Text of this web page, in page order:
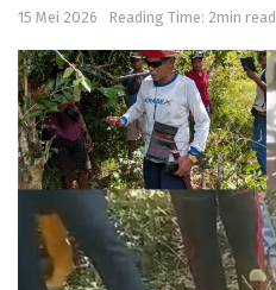
15 Mei 2026 Reading Time: 2min read